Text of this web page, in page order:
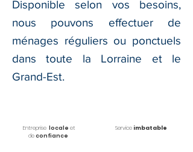
Disponible selon vos besoins,
nous pouvons effectuer de
ménages réguliers ou ponctuels
dans toute la Lorraine et le
Grand-Est.
Entreprise locale et
deconfiance
Service imbatable